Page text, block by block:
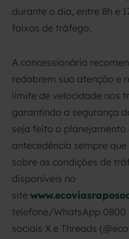
durante o dia, entre 8h e
faixas de tráfego.
A concessionária
redobrem sua atenção e
limite de velocidade nos
garantindo a segurança
seja feito o planejamento
antecedência sempre
sobre as condições de
disponíveis no
site
telefone/WhatsApp 0800
sociais X e Threads